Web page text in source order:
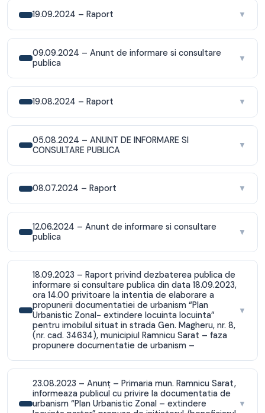
19.09.2024 – Raport ▼
09.09.2024 – Anunt de informare si consultare
publica
▼
19.08.2024 – Raport ▼
05.08.2024 – ANUNT DE INFORMARE SI
CONSULTARE PUBLICA
▼
08.07.2024 – Raport ▼
12.06.2024 – Anunt de informare si consultare
publica
▼
18.09.2023 – Raport privind dezbaterea publica de
informare si consultare publica din data 18.09.2023,
ora 14.00 privitoare la intentia de elaborare a
propunerii documentatiei de urbanism “Plan
Urbanistic Zonal- extindere locuinta locuinta”
pentru imobilul situat in strada Gen. Magheru, nr. 8,
(nr. cad. 34634), municipiul Ramnicu Sarat – faza
propunere documentatie de urbanism –
▼
23.08.2023 – Anunț – Primaria mun. Ramnicu Sarat,
informeaza publicul cu privire la documentatia de
urbanism “Plan Urbanistic Zonal – extindere
▼